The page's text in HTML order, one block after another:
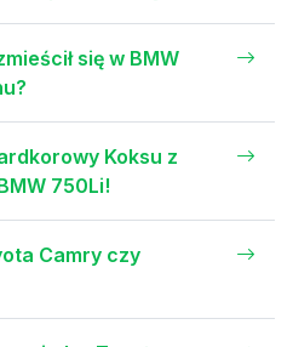
się w BMW
Koksu z
750Li!
Camry czy